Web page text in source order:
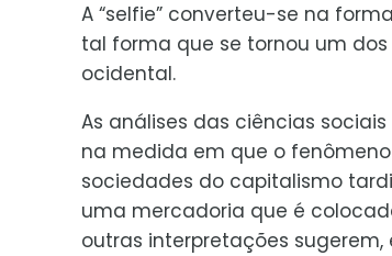
A “selfie” converteu-se na
tal forma que se tornou um
ocidental.
As análises das ciências
na medida em que o
sociedades do capitalismo
uma mercadoria que é
outras interpretações